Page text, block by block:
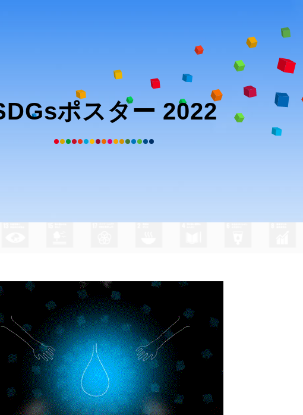
ポスター 2022